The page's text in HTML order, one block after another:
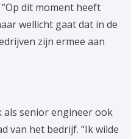
dit moment heeft
wellicht gaat dat in de
zijn ermee aan
als senior engineer ook
van het bedrijf. “Ik wilde